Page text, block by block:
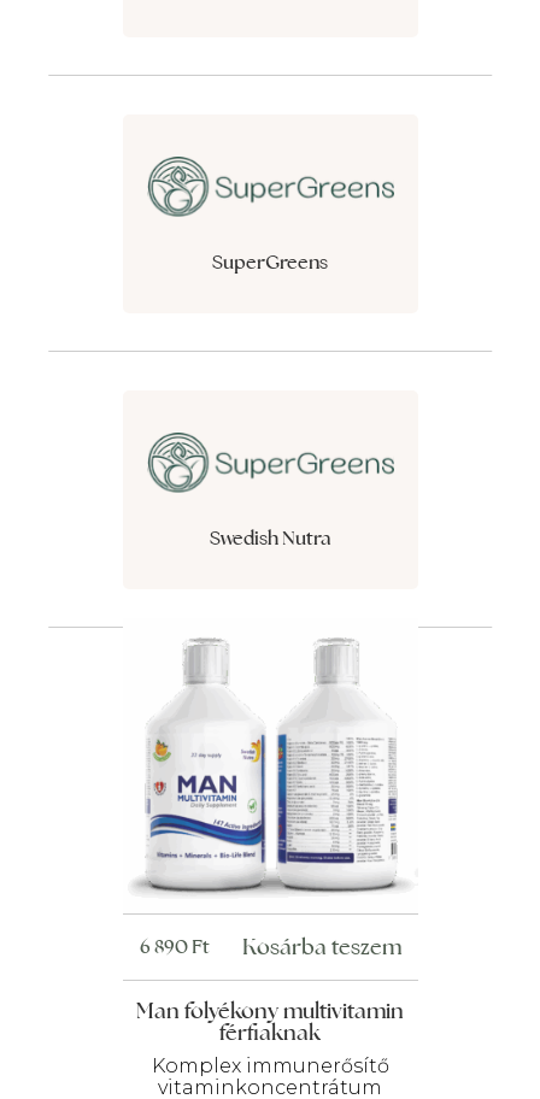
SuperGreens
Swedish Nutra
Man folyékony multivitamin
férfiaknak
Komplex immunerősítő
vitaminkoncentrátum
6 890Ft Kosárba teszem